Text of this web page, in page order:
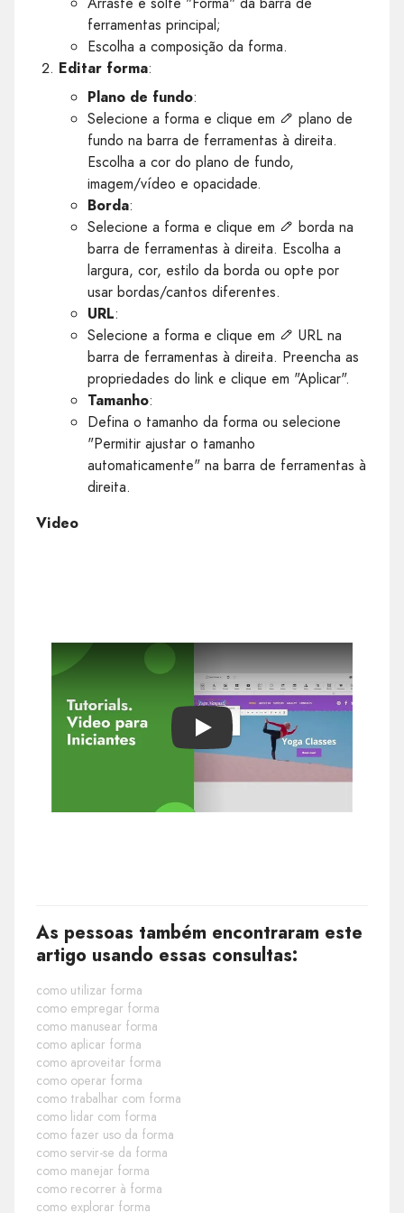
ferramentas principal;
Escolha a composição da forma.
Editar forma:
Plano de fundo:
Selecione a forma e clique em
plano de
fundo na barra de ferramentas à direita.
Escolha a cor do plano de fundo,
imagem/vídeo e opacidade.
Borda:
Selecione a forma e clique em
borda na
barra de ferramentas à direita. Escolha a
largura, cor, estilo da borda ou opte por
usar bordas/cantos diferentes.
URL:
Selecione a forma e clique em
URL na
barra de ferramentas à direita. Preencha as
propriedades do link e clique em "Aplicar".
Tamanho:
Defina o tamanho da forma ou selecione
"Permitir ajustar o tamanho
automaticamente" na barra de ferramentas à
direita.
Video
Play
As pessoas também encontraram este
artigo usando essas consultas:
como utilizar forma
como empregar forma
como manusear forma
como aplicar forma
como aproveitar forma
como operar forma
como trabalhar com forma
como lidar com forma
como fazer uso da forma
como servir-se da forma
como manejar forma
como recorrer à forma
como explorar forma